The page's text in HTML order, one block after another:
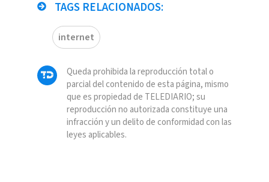
TAGS RELACIONADOS:
internet
Queda prohibida la reproducción total o
parcial del contenido de esta página, mismo
que es propiedad de TELEDIARIO; su
reproducción no autorizada constituye una
infracción y un delito de conformidad con las
leyes aplicables.